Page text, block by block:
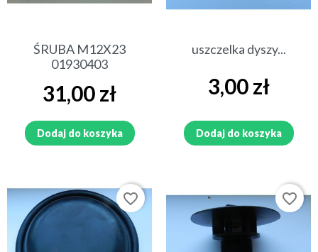
ŚRUBA M12X23
01930403
Cena
31,00 zł
Dodaj do koszyka
uszczelka dyszy...
Cena
3,00 zł
Dodaj do koszyka
favorite_border favorite_border